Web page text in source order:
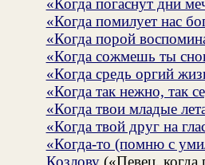
«Когда погаснут дни
«Когда помилует нас
«Когда порой
«Когда сожмешь ты
«Когда средь оргий
«Когда так нежно, так
«Когда твои младые
«Когда твой друг на
«Когда-то (помню с
Козлову(«Певец, когда